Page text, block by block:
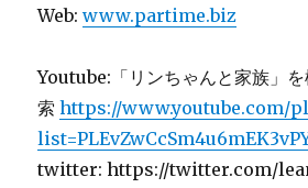
Web:www.partime.biz
Youtube:「リンちゃんと家族」を
索https://www.youtube.com/
twitter: https://twitter.com/